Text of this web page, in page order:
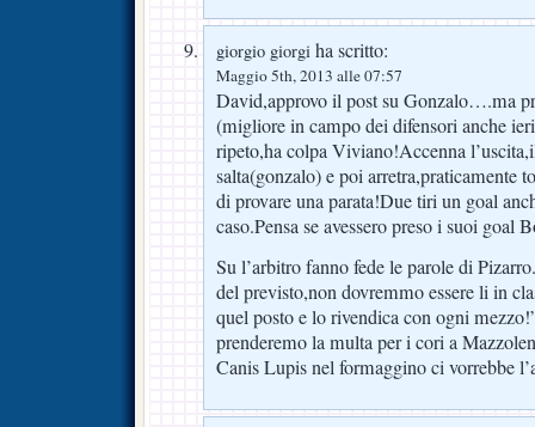
giorgio giorgi ha scritto:
Maggio 5th, 2013 alle 07:57
David,approvo il post su Gonzalo….ma
(migliore in campo dei difensori anche
ripeto,ha colpa Viviano!Accenna
salta(gonzalo) e poi arretra,praticamente
di provare una parata!Due tiri un goal
caso.Pensa se avessero preso i suoi goal
Su l’arbitro fanno fede le parole di
del previsto,non dovremmo essere li in
quel posto e lo rivendica con ogni
prenderemo la multa per i cori a
Canis Lupis nel formaggino ci vorrebbe